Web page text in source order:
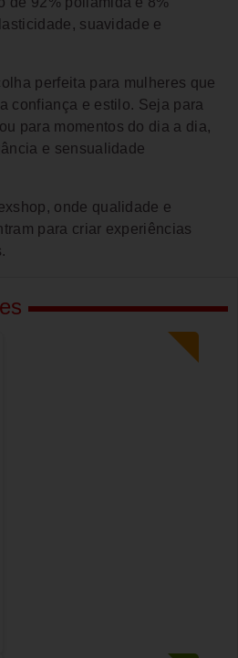
suavidade e
perfeita para mulheres que
confiança e estilo. Seja para
para momentos do dia a dia,
e sensualidade
onde qualidade e
para criar experiências